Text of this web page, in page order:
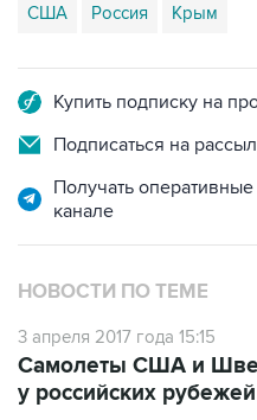
Подписаться на
Получать
НОВОСТИ ПО ТЕМЕ
3 апреля 2017 года 15:15
у российских
30 марта 2017 года 16:08